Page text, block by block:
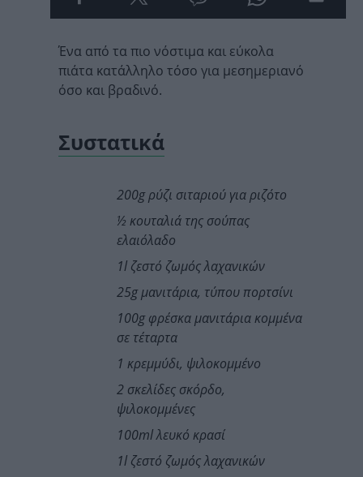
Ένα από τα πιο νόστιμα και εύκολα
πιάτα κατάλληλο τόσο για μεσημεριανό
όσο και βραδινό.
Συστατικά
200g ρύζι σιταριού για ριζότο
½ κουταλιά της σούπας
ελαιόλαδο
1l ζεστό ζωμός λαχανικών
25g μανιτάρια, τύπου πορτσίνι
100g φρέσκα μανιτάρια κομμένα
σε τέταρτα
1 κρεμμύδι, ψιλοκομμένο
2 σκελίδες σκόρδο,
ψιλοκομμένες
100ml λευκό κρασί
1l ζεστό ζωμός λαχανικών